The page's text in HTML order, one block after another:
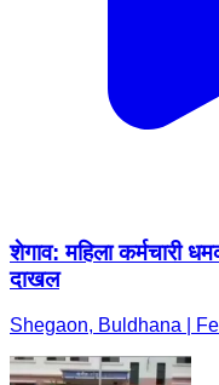
शेगाव: महिला कर्मचारी
दाखल
Shegaon, Buldhana |